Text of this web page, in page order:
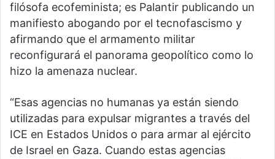
filósofa ecofeminista; es Palantir publicando un
manifiesto abogando por el tecnofascismo y
afirmando que el armamento militar
reconfigurará el panorama geopolítico como lo
hizo la amenaza nuclear.
“Esas agencias no humanas ya están siendo
utilizadas para expulsar migrantes a través del
ICE en Estados Unidos o para armar al ejército
de Israel en Gaza. Cuando estas agencias